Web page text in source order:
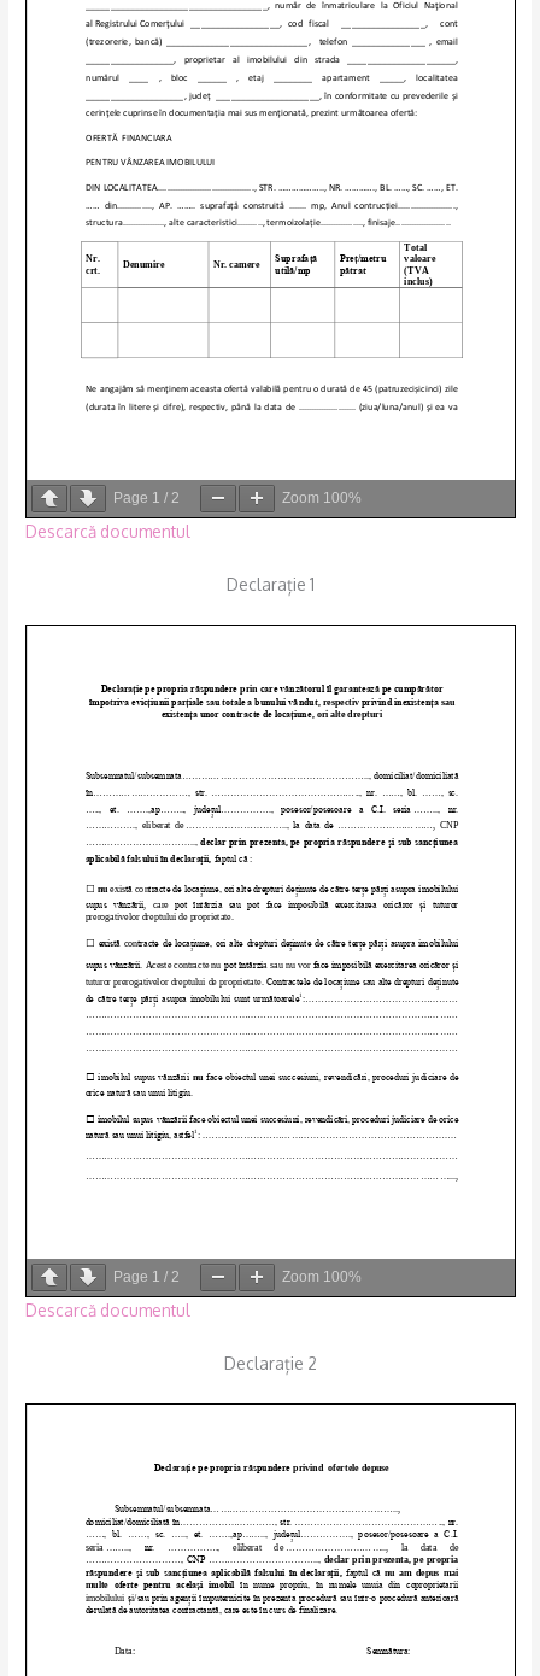
Page 1 /2 Zoom 100%
Descarcă documentul
Declarație 1
Page 1 /2 Zoom 100%
Descarcă documentul
Declarație 2